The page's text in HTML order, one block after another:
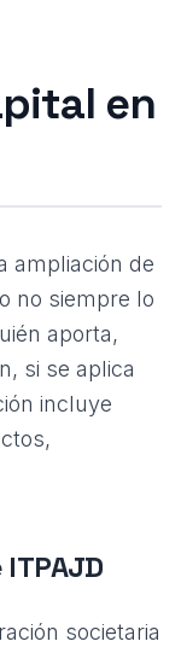
en
ampliación de
no siempre lo
aporta,
si se aplica
incluye
societaria